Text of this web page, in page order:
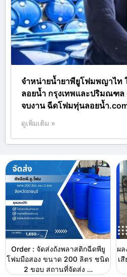
จำหน่ายน้ำยาพียูโฟมพญาไท
ลอยน้ำ กรุงเทพและปริมณฑล
จบงาน ฉีดโฟมทุ่นลอยน้ำ
ดูเพิ่มเติม »
Order : จัดส่งถังพลาสติกฉีดพียู
โฟมมือสอง ขนาด 200 ลิตร ชนิด
2 ขอบ สถานที่จัดส่ง …
ผ
เ